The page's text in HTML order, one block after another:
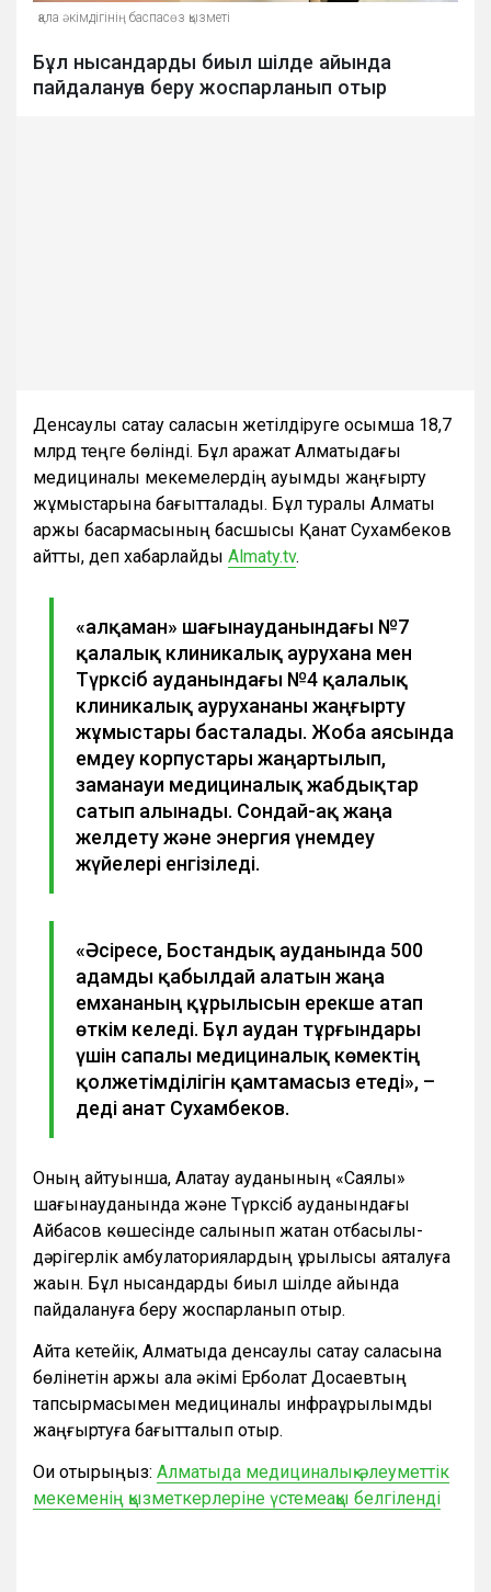
қала әкімдігінің баспасөз қызметі
Бұл нысандарды биыл шілде айында
пайдалануға беру жоспарланып отыр
Денсаулық сақтау саласын жетілдіруге қосымша 18,7
млрд теңге бөлінді. Бұл қаражат Алматыдағы
медициналық мекемелердің ауқымды жаңғырту
жұмыстарына бағытталады. Бұл туралы Алматы
қаржы басқармасының басшысы Қанат Сухамбеков
айтты, деп хабарлайды Almaty.tv.
«Қалқаман» шағынауданындағы №7
қалалық клиникалық аурухана мен
Түрксіб ауданындағы №4 қалалық
клиникалық аурухананы жаңғырту
жұмыстары басталады. Жоба аясында
емдеу корпустары жаңартылып,
заманауи медициналық жабдықтар
сатып алынады. Сондай-ақ жаңа
желдету және энергия үнемдеу
жүйелері енгізіледі.
«Әсіресе, Бостандық ауданында 500
адамды қабылдай алатын жаңа
емхананың құрылысын ерекше атап
өткім келеді. Бұл аудан тұрғындары
үшін сапалы медициналық көмектің
қолжетімділігін қамтамасыз етеді», –
деді Қанат Сухамбеков.
Оның айтуынша, Алатау ауданының «Саялы»
шағынауданында және Түрксіб ауданындағы
Айбасов көшесінде салынып жатқан отбасылық-
дәрігерлік амбулаториялардың құрылысы аяқталуға
жақын. Бұл нысандарды биыл шілде айында
пайдалануға беру жоспарланып отыр.
Айта кетейік, Алматыда денсаулық сақтау саласына
бөлінетін қаржы қала әкімі Ерболат Досаевтың
тапсырмасымен медициналық инфрақұрылымды
жаңғыртуға бағытталып отыр.
Оқи отырыңыз: Алматыда медициналық-әлеуметтік
мекеменің қызметкерлеріне үстемеақы белгіленді